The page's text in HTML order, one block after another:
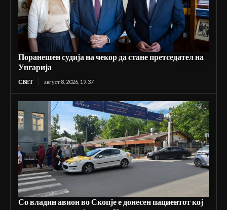
Поранешен судија на чекор да стане претседател на
Унгарија
СВЕТ август 8, 2026, 19:37
Со владин авион во Скопје е донесен пациентот кој